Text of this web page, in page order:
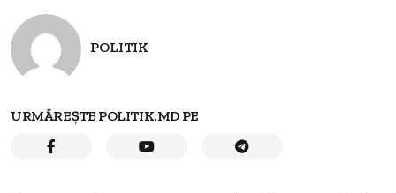
POLITIK
URMĂREȘTE POLITIK.MD PE